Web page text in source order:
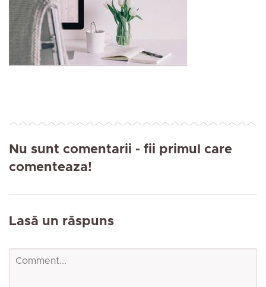
Nu sunt comentarii - fii primul care
comenteaza!
Lasă un răspuns